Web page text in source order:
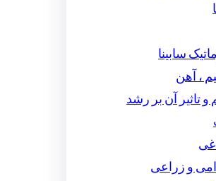
سابینا
، آهن
تاثیر آن بر رشد
و زراعی